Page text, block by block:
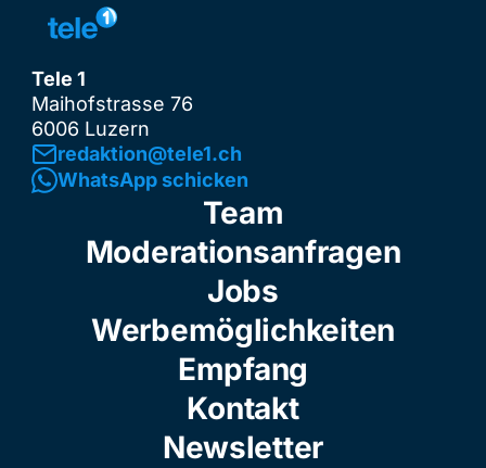
Tele 1
Maihofstrasse 76
6006 Luzern
redaktion@tele1.ch
WhatsApp schicken
Team
Moderationsanfragen
Jobs
Werbemöglichkeiten
Empfang
Kontakt
Newsletter